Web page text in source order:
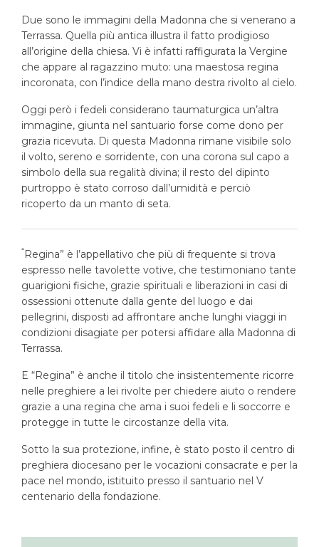
Due sono le immagini della Madonna che si venerano a
Terrassa. Quella più antica illustra il fatto prodigioso
all’origine della chiesa. Vi è infatti raffigurata la Vergine
che appare al ragazzino muto: una maestosa regina
incoronata, con l’indice della mano destra rivolto al cielo.
Oggi però i fedeli considerano taumaturgica un’altra
immagine, giunta nel santuario forse come dono per
grazia ricevuta. Di questa Madonna rimane visibile solo
il volto, sereno e sorridente, con una corona sul capo a
simbolo della sua regalità divina; il resto del dipinto
purtroppo è stato corroso dall’umidità e perciò
ricoperto da un manto di seta.
“Regina” è l’appellativo che più di frequente si trova
espresso nelle tavolette votive, che testimoniano tante
guarigioni fisiche, grazie spirituali e liberazioni in casi di
ossessioni ottenute dalla gente del luogo e dai
pellegrini, disposti ad affrontare anche lunghi viaggi in
condizioni disagiate per potersi affidare alla Madonna di
Terrassa.
E “Regina” è anche il titolo che insistentemente ricorre
nelle preghiere a lei rivolte per chiedere aiuto o rendere
grazie a una regina che ama i suoi fedeli e li soccorre e
protegge in tutte le circostanze della vita.
Sotto la sua protezione, infine, è stato posto il centro di
preghiera diocesano per le vocazioni consacrate e per la
pace nel mondo, istituito presso il santuario nel V
centenario della fondazione.